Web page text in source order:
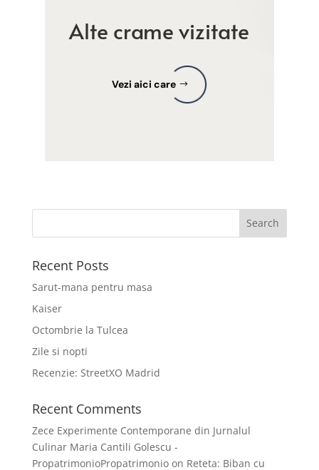
Alte crame vizitate
Vezi aici care
Recent Posts
Sarut-mana pentru masa
Kaiser
Octombrie la Tulcea
Zile si nopti
Recenzie: StreetXO Madrid
Recent Comments
Zece Experimente Contemporane din Jurnalul
Culinar Maria Cantili Golescu -
PropatrimonioPropatrimonioon Reteta: Biban cu